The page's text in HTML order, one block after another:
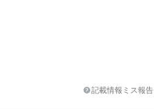
記載情報ミス報告